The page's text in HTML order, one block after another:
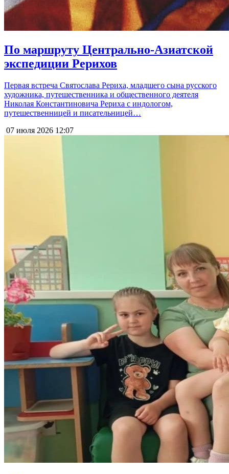
По маршруту Центрально-Азиатской
экспедиции Рерихов
Первая встреча Святослава Рериха, младшего сына русского
художника, путешественника и общественного деятеля
Николая Константиновича Рериха с индологом,
путешественницей и писательницей…
07 июля 2026 12:07